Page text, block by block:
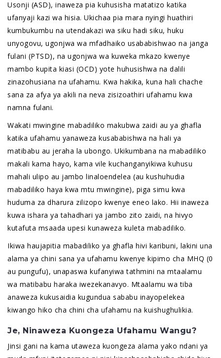
Usonji (ASD), inaweza pia kuhusisha matatizo katika
ufanyaji kazi wa hisia. Ukichaa pia mara nyingi huathiri
kumbukumbu na utendakazi wa siku hadi siku, huku
unyogovu, ugonjwa wa mfadhaiko usababishwao na janga
fulani (PTSD), na ugonjwa wa kuweka mkazo kwenye
mambo kupita kiasi (OCD) yote huhusishwa na dalili
zinazohusiana na ufahamu. Kwa hakika, kuna hali chache
sana za afya ya akili na neva zisizoathiri ufahamu kwa
namna fulani.
Wakati mwingine mabadiliko makubwa zaidi au ya ghafla
katika ufahamu yanaweza kusababishwa na hali ya
matibabu au jeraha la ubongo. Ukikumbana na mabadiliko
makali kama hayo, kama vile kuchanganyikiwa kuhusu
mahali ulipo au jambo linaloendelea (au kushuhudia
mabadiliko haya kwa mtu mwingine), piga simu kwa
huduma za dharura zilizopo kwenye eneo lako. Hii inaweza
kuwa ishara ya tahadhari ya jambo zito zaidi, na hivyo
kutafuta msaada upesi kunaweza kuleta mabadiliko.
Ikiwa haujapitia mabadiliko ya ghafla hivi karibuni, lakini una
alama ya chini sana ya ufahamu kwenye kipimo cha MHQ (0
au pungufu), unapaswa kufanyiwa tathmini na mtaalamu
wa matibabu haraka iwezekanavyo. Mtaalamu wa tiba
anaweza kukusaidia kugundua sababu inayopelekea
kiwango hiko cha chini cha ufahamu na kuishughulikia.
Je, Ninaweza Kuongeza Ufahamu Wangu?
Jinsi gani na kama utaweza kuongeza alama yako ndani ya